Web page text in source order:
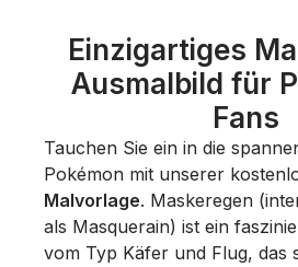
Einzigartiges
Ausmalbild für
Fans
Tauchen Sie ein in die
Pokémon mit unserer
Malvorlage. Maskeregen
als Masquerain) ist ein
vom Typ Käfer und Flug, das